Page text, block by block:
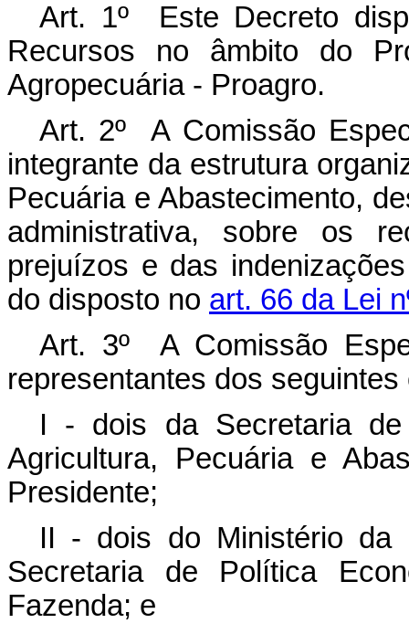
Art. 1º Este Decreto
Recursos no âmbito do
Agropecuária - Proagro.
Art. 2º A Comissão
integrante da estrutura
Pecuária e Abastecimento,
administrativa, sobre os
prejuízos e das
do disposto no art. 66 da Lei
Art. 3º A Comissão
representantes dos
I - dois da Secretaria
Agricultura, Pecuária e
Presidente;
II - dois do Ministério da
Secretaria de Política
Fazenda; e